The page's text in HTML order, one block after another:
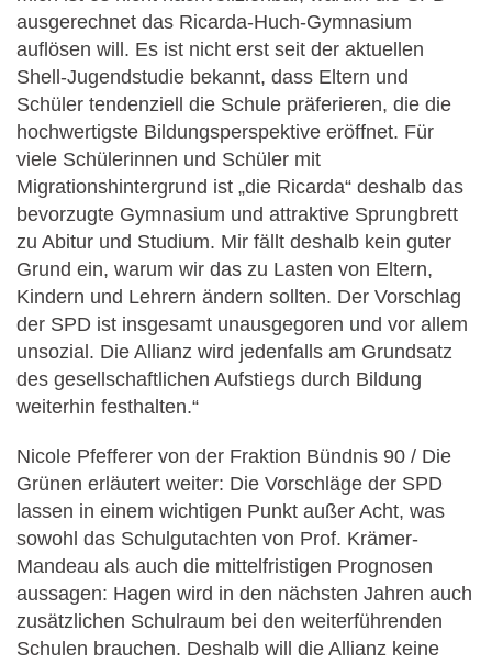
ausgerechnet das Ricarda-Huch-Gymnasium
auflösen will. Es ist nicht erst seit der aktuellen
Shell-Jugendstudie bekannt, dass Eltern und
Schüler tendenziell die Schule präferieren, die die
hochwertigste Bildungsperspektive eröffnet. Für
viele Schülerinnen und Schüler mit
Migrationshintergrund ist „die Ricarda“ deshalb das
bevorzugte Gymnasium und attraktive Sprungbrett
zu Abitur und Studium. Mir fällt deshalb kein guter
Grund ein, warum wir das zu Lasten von Eltern,
Kindern und Lehrern ändern sollten. Der Vorschlag
der SPD ist insgesamt unausgegoren und vor allem
unsozial. Die Allianz wird jedenfalls am Grundsatz
des gesellschaftlichen Aufstiegs durch Bildung
weiterhin festhalten.“
Nicole Pfefferer von der Fraktion Bündnis 90 / Die
Grünen erläutert weiter: Die Vorschläge der SPD
lassen in einem wichtigen Punkt außer Acht, was
sowohl das Schulgutachten von Prof. Krämer-
Mandeau als auch die mittelfristigen Prognosen
aussagen: Hagen wird in den nächsten Jahren auch
zusätzlichen Schulraum bei den weiterführenden
Schulen brauchen. Deshalb will die Allianz keine